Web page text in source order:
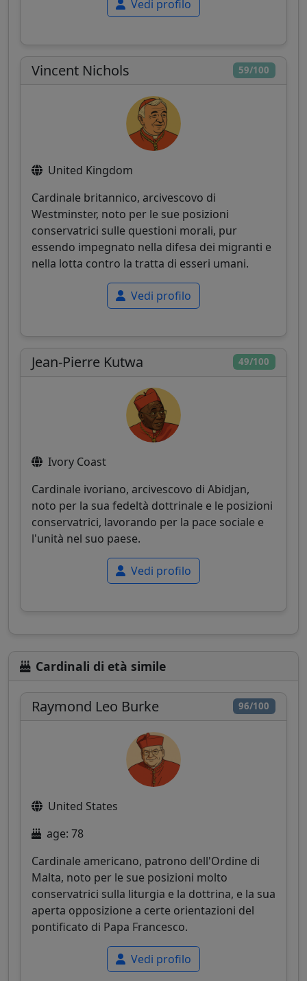
Vedi profilo
59/100
Vincent Nichols
United Kingdom
Cardinale britannico, arcivescovo di
Westminster, noto per le sue posizioni
conservatrici sulle questioni morali, pur
essendo impegnato nella difesa dei migranti e
nella lotta contro la tratta di esseri umani.
Vedi profilo
49/100
Jean-Pierre Kutwa
Ivory Coast
Cardinale ivoriano, arcivescovo di Abidjan,
noto per la sua fedeltà dottrinale e le posizioni
conservatrici, lavorando per la pace sociale e
l'unità nel suo paese.
Vedi profilo
Cardinali di età simile
96/100
Raymond Leo Burke
United States
age: 78
Cardinale americano, patrono dell'Ordine di
Malta, noto per le sue posizioni molto
conservatrici sulla liturgia e la dottrina, e la sua
aperta opposizione a certe orientazioni del
pontificato di Papa Francesco.
Vedi profilo